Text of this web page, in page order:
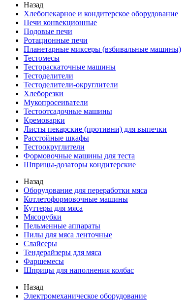
Назад
Хлебопекарное и кондитерское оборудование
Печи конвекционные
Подовые печи
Ротационные печи
Планетарные миксеры (взбивальные машины)
Тестомесы
Тестораскаточные машины
Тестоделители
Тестоделители-округлители
Хлеборезки
Мукопросеиватели
Тестоотсадочные машины
Кремоварки
Листы пекарские (противни) для выпечки
Расстойные шкафы
Тестоокруглители
Формовочные машины для теста
Шприцы-дозаторы кондитерские
Назад
Оборудование для переработки мяса
Котлетоформовочные машины
Куттеры для мяса
Мясорубки
Пельменные аппараты
Пилы для мяса ленточные
Слайсеры
Тендерайзеры для мяса
Фаршемесы
Шприцы для наполнения колбас
Назад
Электромеханическое оборудование